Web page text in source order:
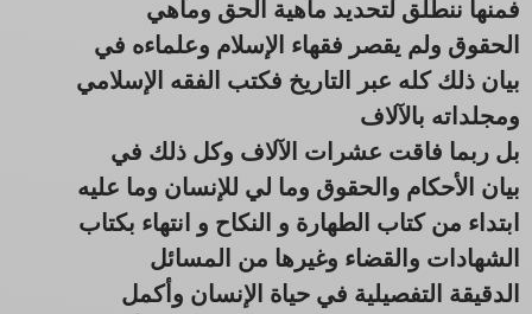
فمنها ننطلق لتحديد ماهية الحق وماهي
الحقوق ولم يقصر فقهاء الإسلام وعلماءه في
بيان ذلك كله عبر التاريخ فكتب الفقه الإسلامي
ومجلداته بالآلاف
بل ربما فاقت عشرات الآلاف وكل ذلك في
بيان الأحكام والحقوق وما لي للإنسان وما عليه
ابتداء من كتاب الطهارة و النكاح و انتهاء بكتاب
الشهادات والقضاء وغيرها من المسائل
الدقيقة التفصيلية في حياة الإنسان وأكمل